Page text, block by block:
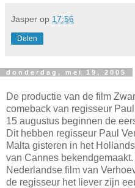
Jasper op 17:56
Delen
donderdag, mei 19, 2005
De productie van de film
comeback van regisseur
15 augustus beginnen de
Dit hebben regisseur Paul
Malta gisteren in het
van Cannes
Nederlandse film van
de regisseur het liever zijn